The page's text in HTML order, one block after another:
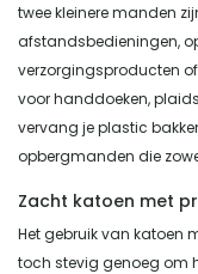
twee kleinere manden
afstandsbedieningen,
verzorgingsproducten
voor handdoeken,
vervang je plastic
opbergmanden die
Zacht katoen met
Het gebruik van katoen
toch stevig genoeg om